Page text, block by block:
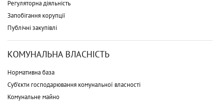
Регуляторна діяльність
Запобігання корупції
Публічні закупівлі
КОМУНАЛЬНА ВЛАСНІСТЬ
Нормативна база
Суб'єкти господарювання комунальної власності
Комунальне майно